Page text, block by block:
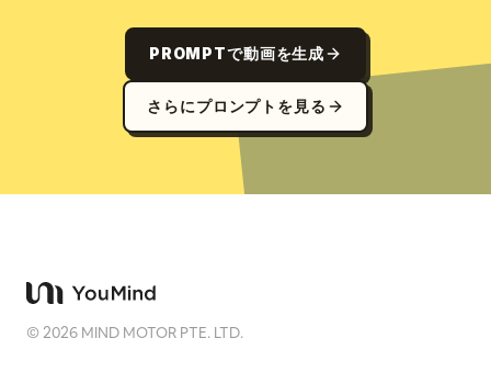
PROMPTで動画を生成
さらにプロンプトを見る
©2026 MIND MOTOR PTE. LTD.